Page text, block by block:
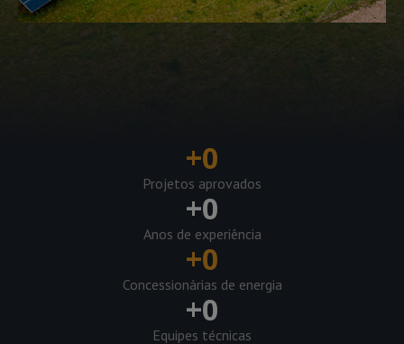
+0
Projetos aprovados
+0
Anos de experiência
+0
Concessionárias de energia
+0
Equipes técnicas